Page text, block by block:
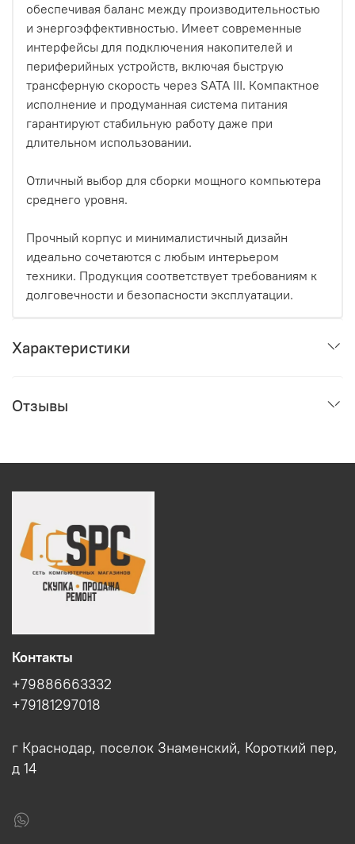
обеспечивая баланс между производительностью
и энергоэффективностью. Имеет современные
интерфейсы для подключения накопителей и
периферийных устройств, включая быструю
трансферную скорость через SATA III. Компактное
исполнение и продуманная система питания
гарантируют стабильную работу даже при
длительном использовании.
Отличный выбор для сборки мощного компьютера
среднего уровня.
Прочный корпус и минималистичный дизайн
идеально сочетаются с любым интерьером
техники. Продукция соответствует требованиям к
долговечности и безопасности эксплуатации.
Характеристики
Отзывы
Контакты
+79886663332
+79181297018
г Краснодар, поселок Знаменский, Короткий пер,
д 14